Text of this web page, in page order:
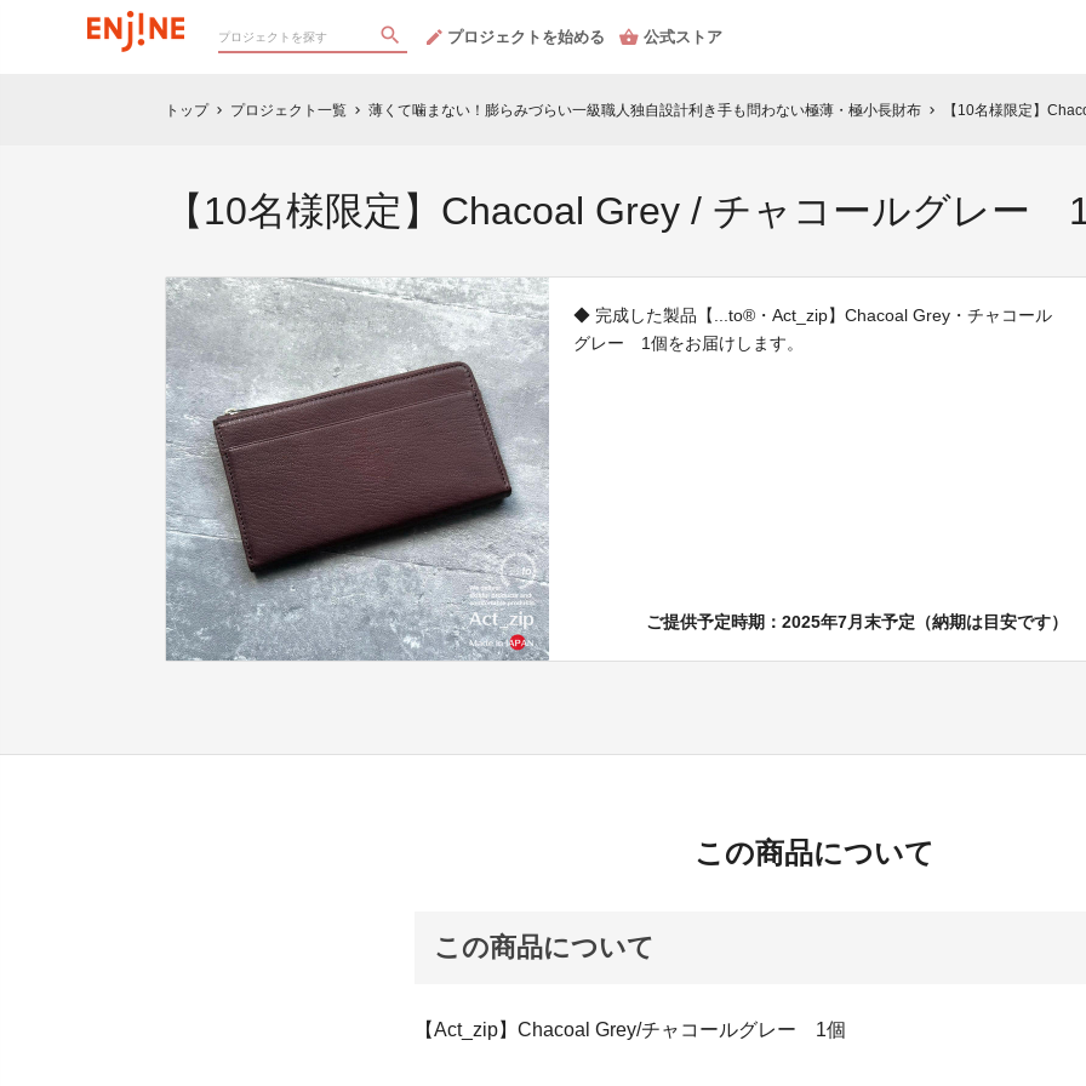
プロジェクトを始める 公式ストア
トップ chevron_right プロジェクト一覧 chevron_right 薄くて噛まない！膨らみづらい一級職人独自設計利き手も問わない極薄・極小長財布 chevron_right 【10名様限定】
【10名様限定】Chacoal Grey / チャコールグレー
◆ 完成した製品【...to®・Act_zip】Chacoal Grey・チャコール
グレー 1個をお届けします。
ご提供予定時期：2025年7月末予定（納期は目安です）
この商品について
この商品について
【Act_zip】Chacoal Grey/チャコールグレー 1個